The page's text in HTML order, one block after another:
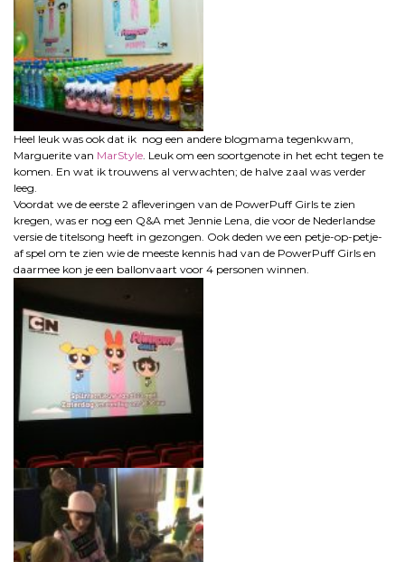
Heel leuk was ook dat ik nog een andere blogmama tegenkwam,
Marguerite van MarStyle. Leuk om een soortgenote in het echt tegen te
komen. En wat ik trouwens al verwachten; de halve zaal was verder
leeg.
Voordat we de eerste 2 afleveringen van de PowerPuff Girls te zien
kregen, was er nog een Q&A met Jennie Lena, die voor de Nederlandse
versie de titelsong heeft in gezongen. Ook deden we een petje-op-petje-
af spel om te zien wie de meeste kennis had van de PowerPuff Girls en
daarmee kon je een ballonvaart voor 4 personen winnen.